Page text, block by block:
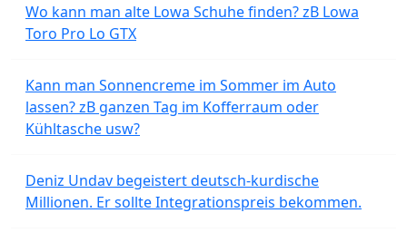
Wo kann man alte Lowa Schuhe finden? zB Lowa
Toro Pro Lo GTX
Kann man Sonnencreme im Sommer im Auto
lassen? zB ganzen Tag im Kofferraum oder
Kühltasche usw?
Deniz Undav begeistert deutsch-kurdische
Millionen. Er sollte Integrationspreis bekommen.